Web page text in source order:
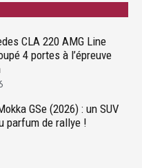
CLA 220 AMG Line
4 portes à l’épreuve
GSe (2026) : un SUV
parfum de rallye !